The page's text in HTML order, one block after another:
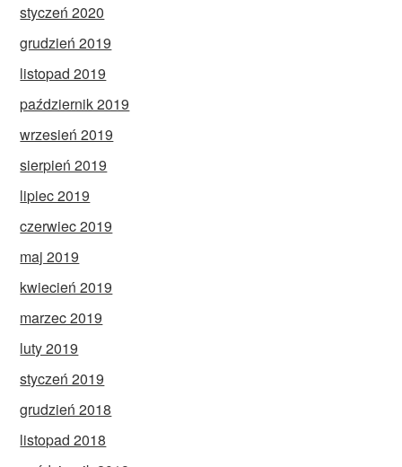
styczeń 2020
grudzień 2019
listopad 2019
październik 2019
wrzesień 2019
sierpień 2019
lipiec 2019
czerwiec 2019
maj 2019
kwiecień 2019
marzec 2019
luty 2019
styczeń 2019
grudzień 2018
listopad 2018